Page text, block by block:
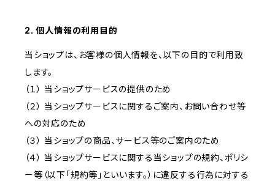
2. 個人情報の利用目的
当ショップは、お客様の個人情報を、以下の目的で利用致
します。
（１） 当ショップサービスの提供のため
（２） 当ショップサービスに関するご案内、お問い合わせ等
への対応のため
（３） 当ショップの商品、サービス等のご案内のため
（４） 当ショップサービスに関する当ショップの規約、ポリシ
ー等（以下「規約等」といいます。）に違反する行為に対する